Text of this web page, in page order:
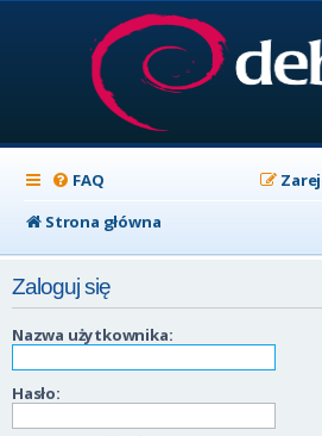
FAQ
Strona główna
Zaloguj się
Nazwa użytkownika:
Hasło: